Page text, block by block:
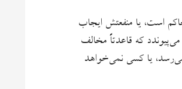
است، یا منفعتش ایجاب
که قاعدتاً مخالف
یا کسی نمی‌خواهد